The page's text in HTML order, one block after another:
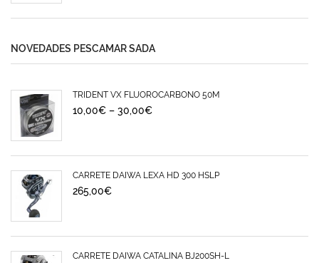
NOVEDADES PESCAMAR SADA
TRIDENT VX FLUOROCARBONO 50M
10,00€ – 30,00€
CARRETE DAIWA LEXA HD 300 HSLP
265,00€
CARRETE DAIWA CATALINA BJ200SH-L